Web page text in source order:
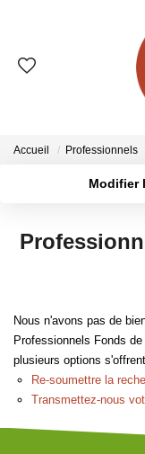
Accueil Professionnels
Modifier
Type de bien
Créer une
Nous n'avons pas de
Professionnels Fonds
plusieurs options
Re-soumettre la
Transmettez-nous